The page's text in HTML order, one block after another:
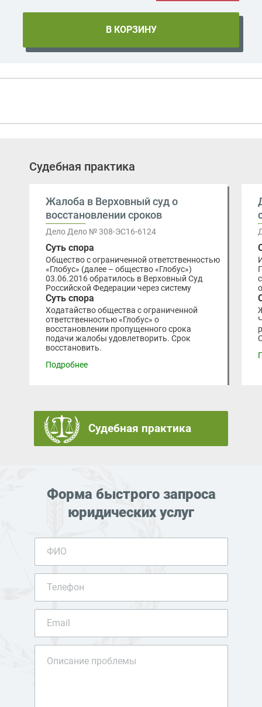
Судебная практика
Жалоба в Верховный суд о
восстановлении сроков
Дело Дело № 308-ЭС16-6124
Суть спора
Общество с ограниченной ответственностью
«Глобус» (далее – общество «Глобус»)
03.06.2016 обратилось в Верховный Суд
Российской Федерации через систему
Суть спора
Ходатайство общества с ограниченной
ответственностью «Глобус» о
восстановлении пропущенного срока
подачи жалобы удовлетворить. Срок
восстановить.
Подробнее
Судебная практика
Форма быстрого запроса
юридических услуг